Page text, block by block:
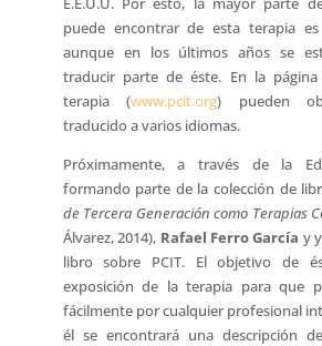
puede encontrar de esta terapia
aunque en los últimos años se
traducir parte de éste. En la
terapia (www.pcit.org) pueden
traducido a varios idiomas.
Próximamente, a través de la
formando parte de la colección de
de Tercera Generación como Terapias
Álvarez, 2014), Rafael Ferro García y
libro sobre PCIT. El objetivo de
exposición de la terapia para que
fácilmente por cualquier profesional
él se encontrará una descripción